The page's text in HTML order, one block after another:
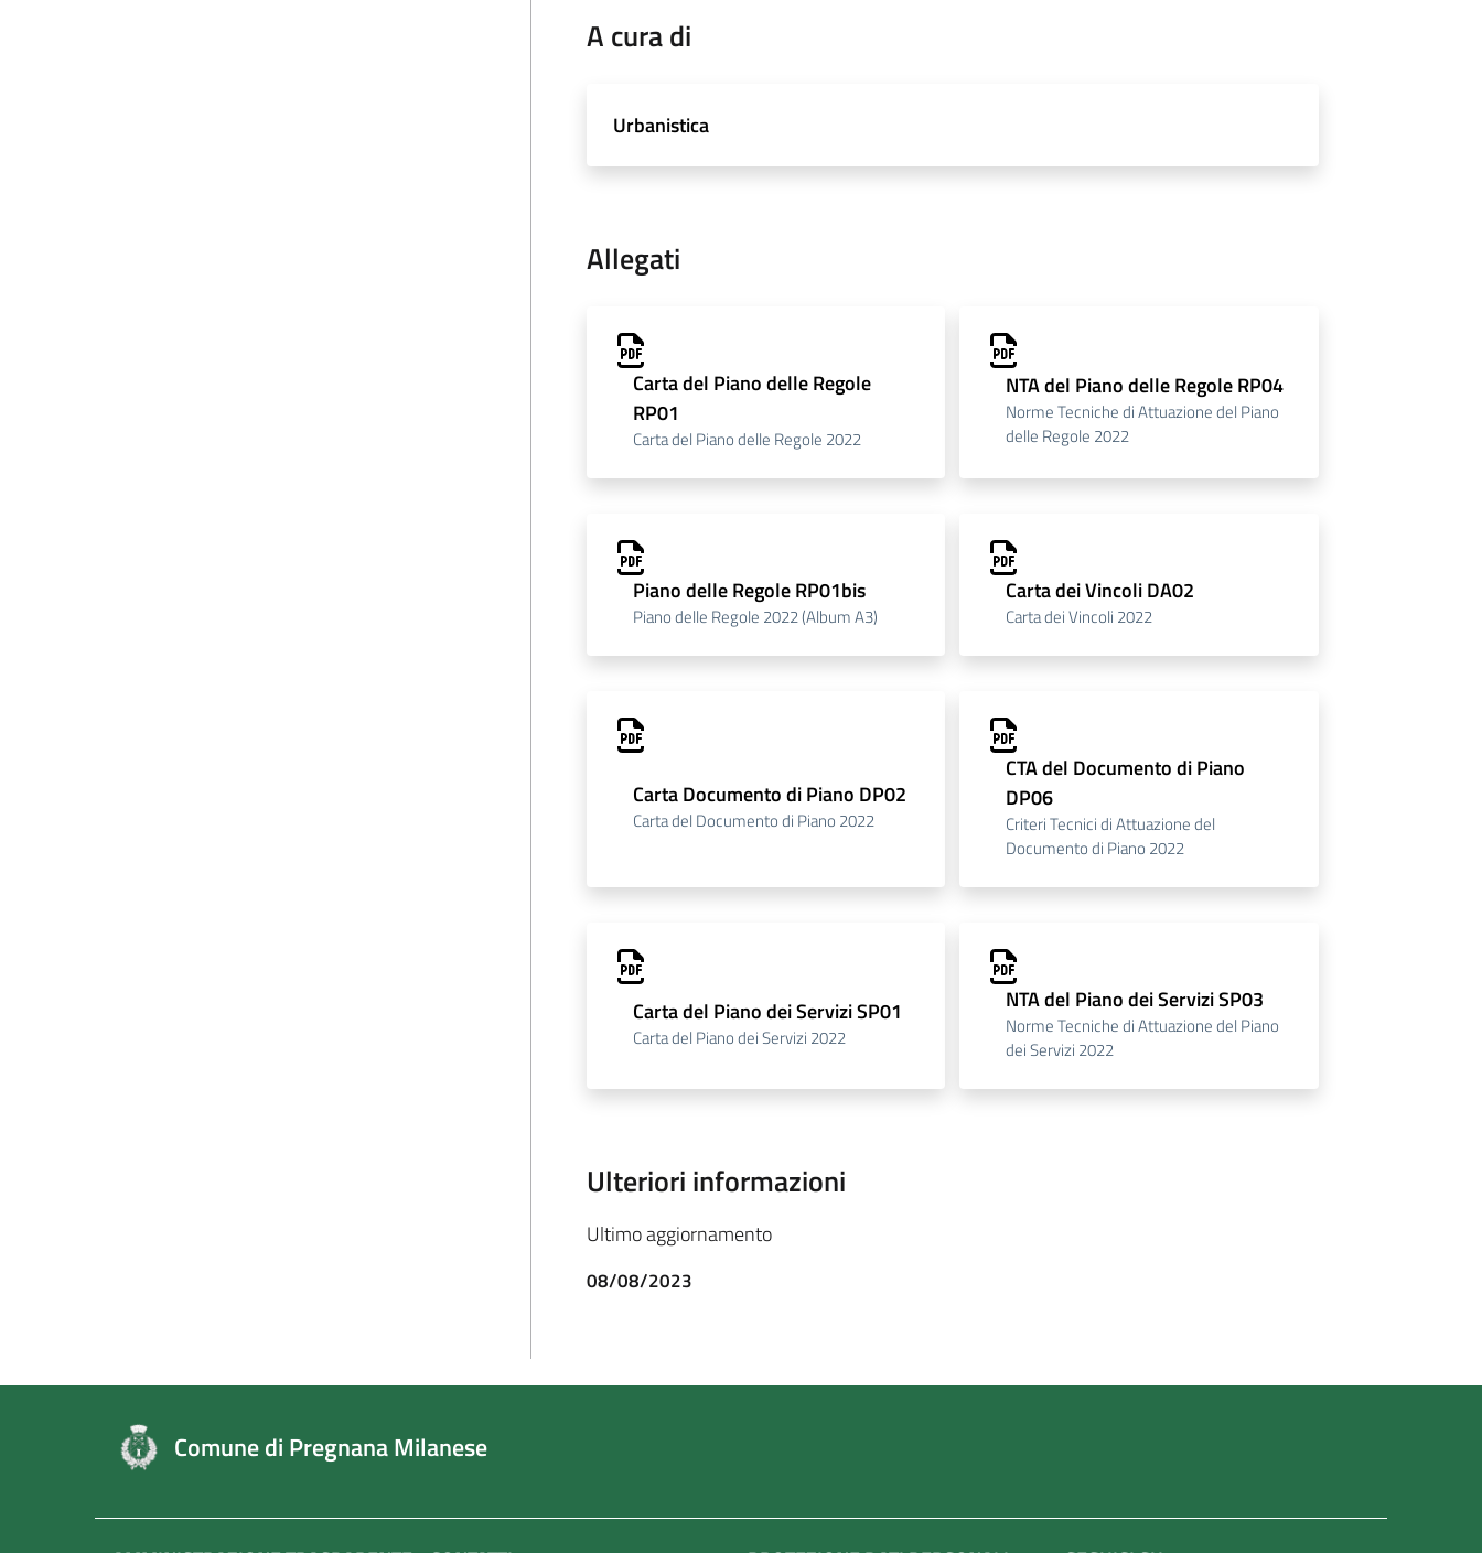
A cura di
Urbanistica
Allegati
Carta del Piano delle Regole
RP01
Carta del Piano delle Regole 2022
NTA del Piano delle Regole RP04
Norme Tecniche di Attuazione del Piano
delle Regole 2022
Piano delle Regole RP01bis
Piano delle Regole 2022 (Album A3)
Carta dei Vincoli DA02
Carta dei Vincoli 2022
Carta Documento di Piano DP02
Carta del Documento di Piano 2022
CTA del Documento di Piano
DP06
Criteri Tecnici di Attuazione del
Documento di Piano 2022
Carta del Piano dei Servizi SP01
Carta del Piano dei Servizi 2022
NTA del Piano dei Servizi SP03
Norme Tecniche di Attuazione del Piano
dei Servizi 2022
Ulteriori informazioni
Ultimo aggiornamento
08/08/2023
Comune di Pregnana Milanese